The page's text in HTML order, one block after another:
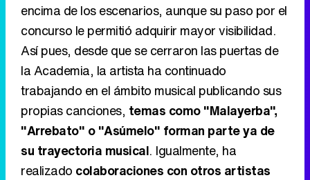
encima de los escenarios, aunque su paso por el
concurso le permitió adquirir mayor visibilidad.
Así pues, desde que se cerraron las puertas de
la Academia, la artista ha continuado
trabajando en el ámbito musical publicando sus
propias canciones, temas como "Malayerba",
"Arrebato" o "Asúmelo" forman parte ya de
su trayectoria musical. Igualmente, ha
realizado colaboraciones con otros artistas